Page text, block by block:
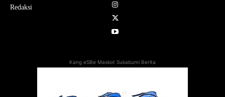
Redaksi
Kang eSBe Maskot Sukabumi Berita